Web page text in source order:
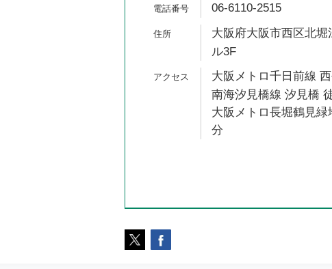
06-6110-2515
大阪府大阪市西区北
ル3F
大阪メトロ千日前線
南海汐見橋線 汐見橋
大阪メトロ長堀鶴見
分